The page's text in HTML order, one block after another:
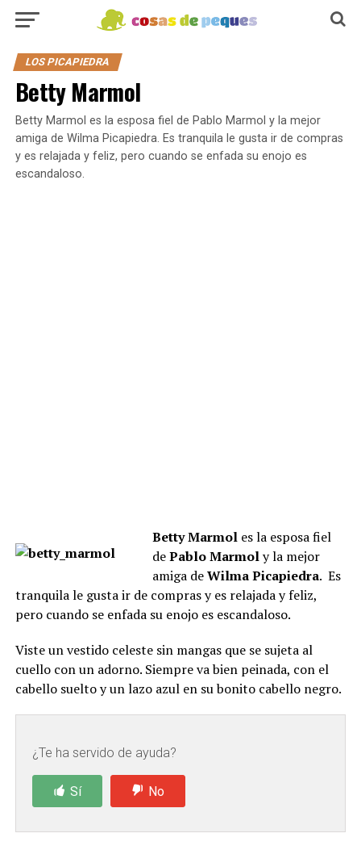
LOS PICAPIEDRA
Betty Marmol
Betty Marmol es la esposa fiel de Pablo Marmol y la mejor
amiga de Wilma Picapiedra. Es tranquila le gusta ir de compras
y es relajada y feliz, pero cuando se enfada su enojo es
escandaloso.
Betty Marmol es la esposa fiel
dePablo Marmoly la mejor
amiga deWilma Picapiedra. Es
tranquila le gusta ir de compras y es relajada y feliz,
pero cuando se enfada su enojo es escandaloso.
Viste un vestido celeste sin mangas que se sujeta al
cuello con un adorno. Siempre va bien peinada, con el
cabello suelto y un lazo azul en su bonito cabello negro.
¿Te ha servido de ayuda?
Sí No